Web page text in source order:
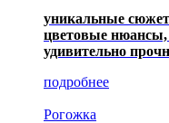
уникальные
цветовые нюансы,
удивительно
подробнее
Рогожка